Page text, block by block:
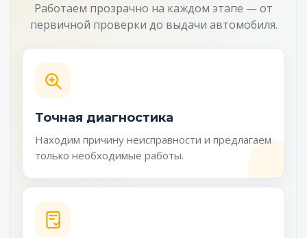
Работаем прозрачно на каждом этапе — от
первичной проверки до выдачи автомобиля.
Точная диагностика
Находим причину неисправности и предлагаем
только необходимые работы.